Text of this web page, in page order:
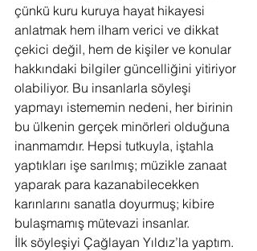
çünkü kuru kuruya hayat hikayesi
anlatmak hem ilham verici ve dikkat
çekici değil, hem de kişiler ve konular
hakkındaki bilgiler güncelliğini yitiriyor
olabiliyor. Bu insanlarla söyleşi
yapmayı istememin nedeni, her birinin
bu ülkenin gerçek minörleri olduğuna
inanmamdır. Hepsi tutkuyla, iştahla
yaptıkları işe sarılmış; müzikle zanaat
yaparak para kazanabilecekken
karınlarını sanatla doyurmuş; kibire
bulaşmamış mütevazi insanlar.
İlk söyleşiyi Çağlayan Yıldız’la yaptım.